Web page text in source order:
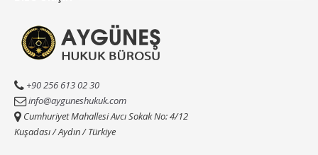
+90 256 613 02 30
info@ayguneshukuk.com
Cumhuriyet Mahallesi Avcı Sokak No: 4/12
Kuşadası / Aydın / Türkiye